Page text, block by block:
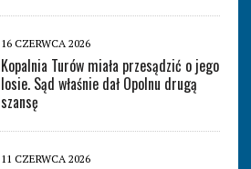
16 CZERWCA 2026
Kopalnia Turów miała przesądzić o jego
losie. Sąd właśnie dał Opolnu drugą
szansę
11 CZERWCA 2026